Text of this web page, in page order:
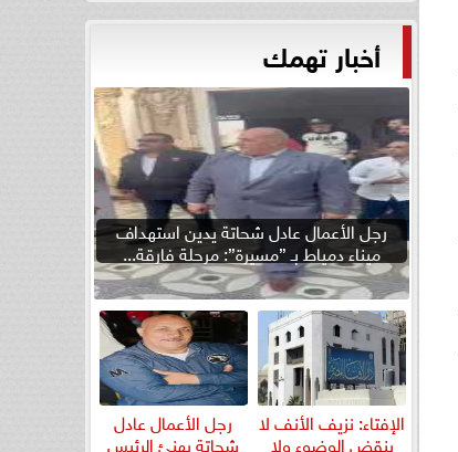
أخبار تهمك
رجل الأعمال عادل شحاتة يدين استهداف
ميناء دمياط بـ ”مسيرة”: مرحلة فارقة...
الإفتاء: نزيف الأنف لا
ينقض الوضوء ولا
رجل الأعمال عادل
شحاتة يهنئ الرئيس